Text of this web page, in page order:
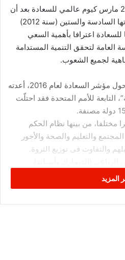
– يحتفل المجتمع الدولي في 20 مارس كيوم عالمي للسعادة بعد أن
اعتمدت الأمم المتحدة في دورتها السادسة والستين (سنة 2012)
اعترافا بأهمية السعي
العامة لتحقق التنمية المستدامة
لجميع الشعوب.
– وحسب تقرير الأمم المتحدة حول مؤشر السعادة لعام 2016، أعدته
التابعة للأمم المتحدة فقد احتلّت
الترتيب إلى 38 مؤشرا مختلفا، من بينها نظام الحكم
والتعليم والصحة والأجور
والتفاوت فى توزيع الثروة.
الأولى، لتنجح الدنمارك التي جاءت
بسويسرا من القمة، حيث اكتفت
المزيد